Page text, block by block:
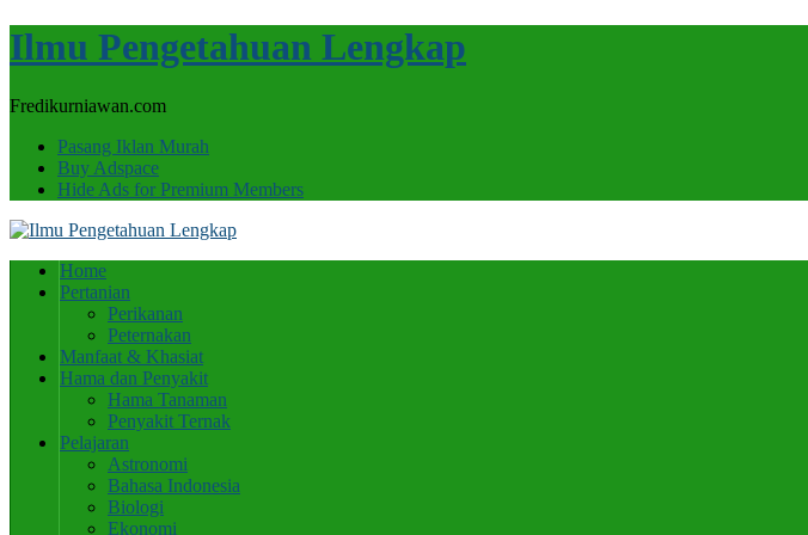
Ilmu Pengetahuan Lengkap
Fredikurniawan.com
Pasang Iklan Murah
Buy Adspace
Hide Ads for Premium Members
Home
Pertanian
Perikanan
Peternakan
Manfaat & Khasiat
Hama dan Penyakit
Hama Tanaman
Penyakit Ternak
Pelajaran
Astronomi
Bahasa Indonesia
Biologi
Ekonomi